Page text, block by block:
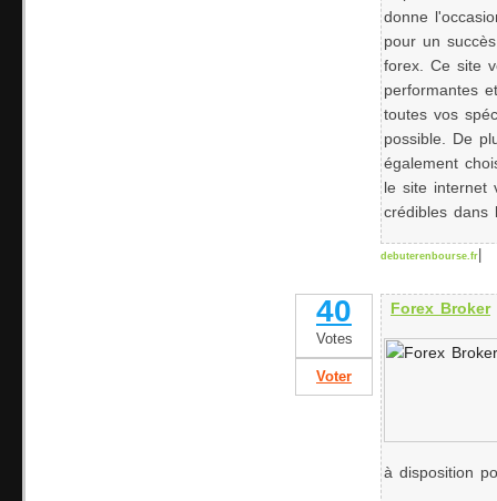
donne
pour un
forex. Ce site
performantes
toutes vos
possible. De
également
le site internet
crédibles dans
debuterenbourse.fr
40
Votes
Voter
Forex Broker
à disposition